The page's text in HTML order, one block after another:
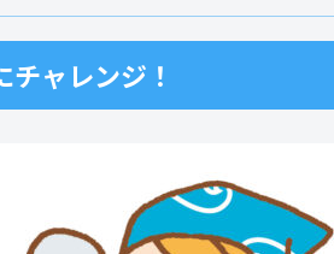
ャレンジ！